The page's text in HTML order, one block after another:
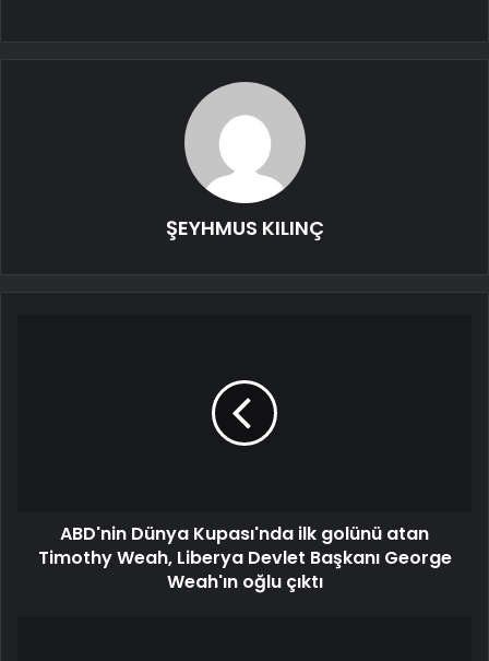
ŞEYHMUS KILINÇ
ABD'nin Dünya Kupası'nda ilk golünü atan
Timothy Weah, Liberya Devlet Başkanı George
Weah'ın oğlu çıktı